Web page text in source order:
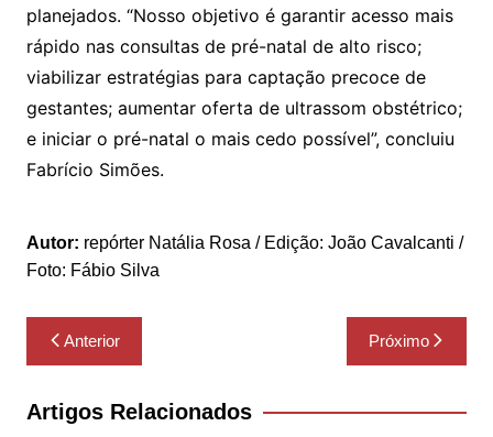
planejados. “Nosso objetivo é garantir acesso mais
rápido nas consultas de pré-natal de alto risco;
viabilizar estratégias para captação precoce de
gestantes; aumentar oferta de ultrassom obstétrico;
e iniciar o pré-natal o mais cedo possível”, concluiu
Fabrício Simões.
Autor: repórter Natália Rosa / Edição: João Cavalcanti /
Foto: Fábio Silva
Navegação
de
Post
Anterior Próximo
Artigos Relacionados